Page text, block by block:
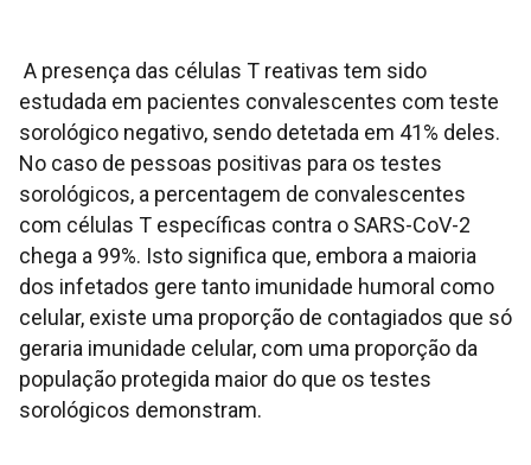
A presença das células T reativas tem sido
estudada em pacientes convalescentes com teste
sorológico negativo, sendo detetada em 41% deles.
No caso de pessoas positivas para os testes
sorológicos, a percentagem de convalescentes
com células T específicas contra o SARS-CoV-2
chega a 99%. Isto significa que, embora a maioria
dos infetados gere tanto imunidade humoral como
celular, existe uma proporção de contagiados que só
geraria imunidade celular, com uma proporção da
população protegida maior do que os testes
sorológicos demonstram.